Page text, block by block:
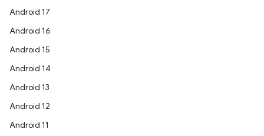
Android 17
Android 16
Android 15
Android 14
Android 13
Android 12
Android 11